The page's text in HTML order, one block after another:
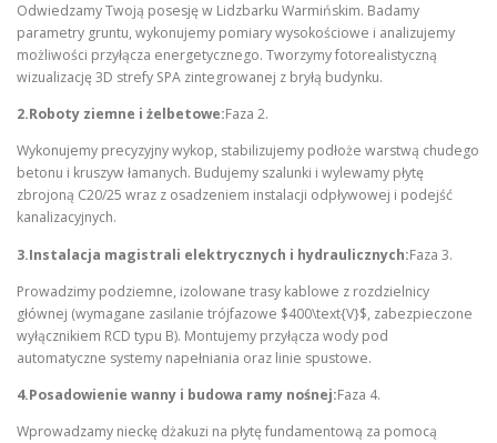
Odwiedzamy Twoją posesję w Lidzbarku Warmińskim. Badamy
parametry gruntu, wykonujemy pomiary wysokościowe i analizujemy
możliwości przyłącza energetycznego. Tworzymy fotorealistyczną
wizualizację 3D strefy SPA zintegrowanej z bryłą budynku.
2.Roboty ziemne i żelbetowe:Faza 2.
Wykonujemy precyzyjny wykop, stabilizujemy podłoże warstwą chudego
betonu i kruszyw łamanych. Budujemy szalunki i wylewamy płytę
zbrojoną C20/25 wraz z osadzeniem instalacji odpływowej i podejść
kanalizacyjnych.
3.Instalacja magistrali elektrycznych i hydraulicznych:Faza 3.
Prowadzimy podziemne, izolowane trasy kablowe z rozdzielnicy
głównej (wymagane zasilanie trójfazowe $400\text{V}$, zabezpieczone
wyłącznikiem RCD typu B). Montujemy przyłącza wody pod
automatyczne systemy napełniania oraz linie spustowe.
4.Posadowienie wanny i budowa ramy nośnej:Faza 4.
Wprowadzamy nieckę dżakuzi na płytę fundamentową za pomocą